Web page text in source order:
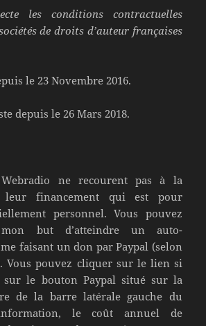
les conditions contractuelles
de droits d’auteur françaises
le 23 Novembre 2016.
depuis le 26 Mars 2018.
ne recourent pas à la
leur financement qui est pour
personnel. Vous pouvez
but d’atteindre un auto-
faisant un don par Paypal (selon
Vous pouvez cliquer sur le lien si
sur le bouton Paypal situé sur la
de la barre latérale gauche du
le coût annuel de